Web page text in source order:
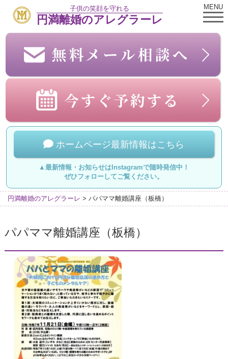
子供の笑顔を守れる
円満離婚のアレグラーレ
MENU
ホームページ最新情報はこちら
▲最新情報・お知らせはInstagramで随時発信中！
ぜひフォローしてご覧ください。
円満離婚のアレグラーレ > パパママ離婚講座（板橋）
パパママ離婚講座（板橋）